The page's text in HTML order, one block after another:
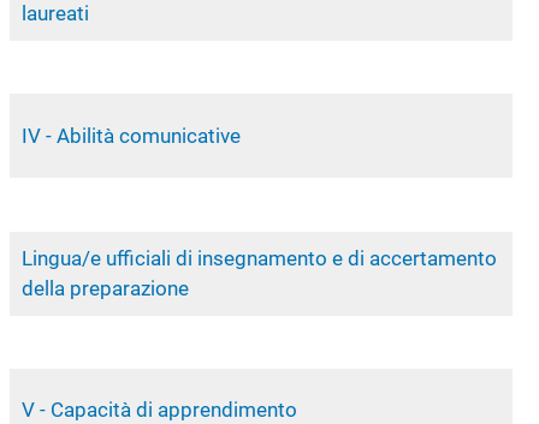
laureati
IV - Abilità comunicative
Lingua/e ufficiali di insegnamento e di accertamento
della preparazione
V - Capacità di apprendimento